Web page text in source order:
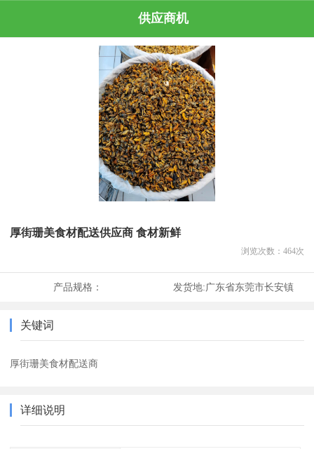
供应商机
厚街珊美食材配送供应商 食材新鲜
浏览次数： 464次
产品规格： 发货地:广东省东莞市长安镇
关键词
厚街珊美食材配送商
详细说明